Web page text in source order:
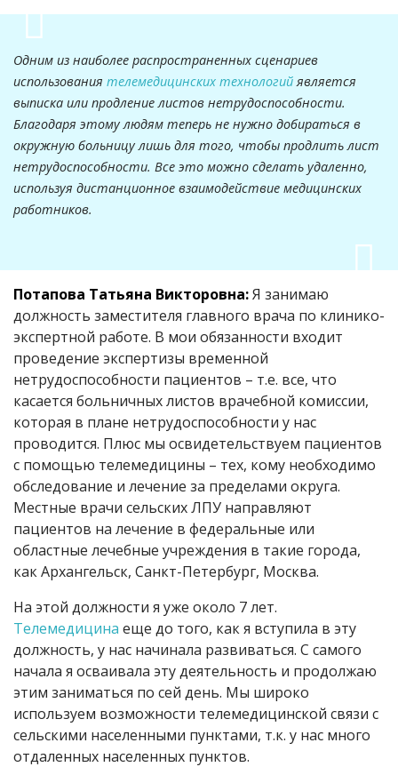
Одним из наиболее распространенных сценариев
использования телемедицинских технологий является
выписка или продление листов нетрудоспособности.
Благодаря этому людям теперь не нужно добираться в
окружную больницу лишь для того, чтобы продлить лист
нетрудоспособности. Все это можно сделать удаленно,
используя дистанционное взаимодействие медицинских
работников.
Потапова Татьяна Викторовна:Я занимаю
должность заместителя главного врача по клинико-
экспертной работе. В мои обязанности входит
проведение экспертизы временной
нетрудоспособности пациентов – т.е. все, что
касается больничных листов врачебной комиссии,
которая в плане нетрудоспособности у нас
проводится. Плюс мы освидетельствуем пациентов
с помощью телемедицины – тех, кому необходимо
обследование и лечение за пределами округа.
Местные врачи сельских ЛПУ направляют
пациентов на лечение в федеральные или
областные лечебные учреждения в такие города,
как Архангельск, Санкт-Петербург, Москва.
На этой должности я уже около 7 лет.
Телемедицина еще до того, как я вступила в эту
должность, у нас начинала развиваться. С самого
начала я осваивала эту деятельность и продолжаю
этим заниматься по сей день. Мы широко
используем возможности телемедицинской связи с
сельскими населенными пунктами, т.к. у нас много
отдаленных населенных пунктов.